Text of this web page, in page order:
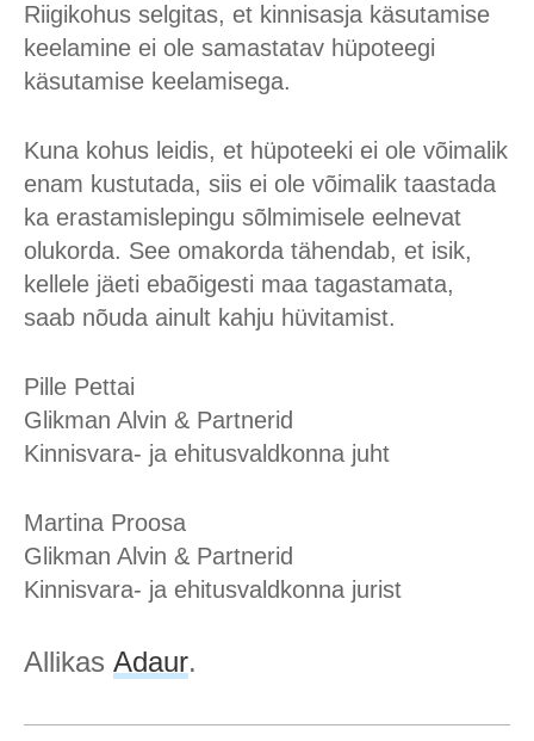
Riigikohus selgitas, et kinnisasja käsutamise
keelamine ei ole samastatav hüpoteegi
käsutamise keelamisega.
Kuna kohus leidis, et hüpoteeki ei ole võimalik
enam kustutada, siis ei ole võimalik taastada
ka erastamislepingu sõlmimisele eelnevat
olukorda. See omakorda tähendab, et isik,
kellele jäeti ebaõigesti maa tagastamata,
saab nõuda ainult kahju hüvitamist.
Pille Pettai
Glikman Alvin & Partnerid
Kinnisvara- ja ehitusvaldkonna juht
Martina Proosa
Glikman Alvin & Partnerid
Kinnisvara- ja ehitusvaldkonna jurist
Allikas Adaur.